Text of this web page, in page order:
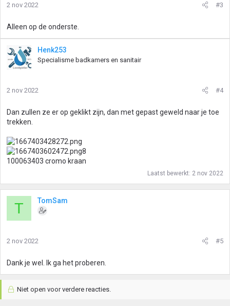
2 nov 2022 #3
Alleen op de onderste.
Henk253
Specialisme badkamers en sanitair
2 nov 2022 #4
Dan zullen ze er op geklikt zijn, dan met gepast geweld naar je toe
trekken.
8
100063403 cromo kraan
Laatst bewerkt: 2 nov 2022
T TomSam
2 nov 2022 #5
Dank je wel. Ik ga het proberen.
Niet open voor verdere reacties.